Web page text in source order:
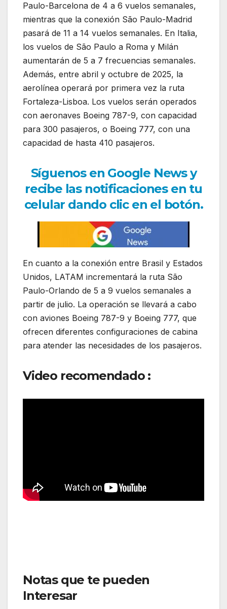
Paulo-Barcelona de 4 a 6 vuelos semanales,
mientras que la conexión São Paulo-Madrid
pasará de 11 a 14 vuelos semanales. En Italia,
los vuelos de São Paulo a Roma y Milán
aumentarán de 5 a 7 frecuencias semanales.
Además, entre abril y octubre de 2025, la
aerolínea operará por primera vez la ruta
Fortaleza-Lisboa. Los vuelos serán operados
con aeronaves Boeing 787-9, con capacidad
para 300 pasajeros, o Boeing 777, con una
capacidad de hasta 410 pasajeros.
Síguenos en Google News y
recibe las notificaciones en tu
celular dando clic en el botón.
En cuanto a la conexión entre Brasil y Estados
Unidos, LATAM incrementará la ruta São
Paulo-Orlando de 5 a 9 vuelos semanales a
partir de julio. La operación se llevará a cabo
con aviones Boeing 787-9 y Boeing 777, que
ofrecen diferentes configuraciones de cabina
para atender las necesidades de los pasajeros.
Video recomendado :
Notas que te pueden
Interesar